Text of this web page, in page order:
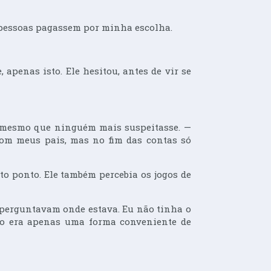
pagassem por minha escolha.
isto. Ele hesitou, antes de vir se
que ninguém mais suspeitasse. —
meus pais, mas no fim das contas só
Ele também percebia os jogos de
onde estava. Eu não tinha o
apenas uma forma conveniente de